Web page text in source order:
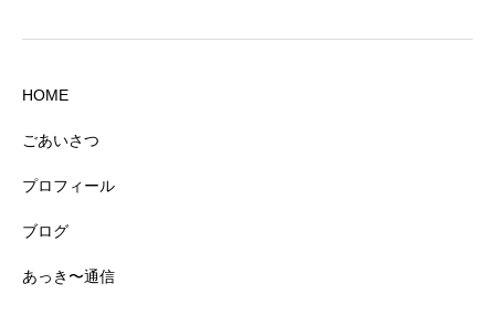
HOME
ごあいさつ
プロフィール
ブログ
あっき〜通信